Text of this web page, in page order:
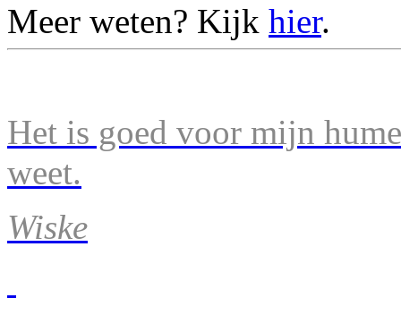
Meer weten? Kijk hier.
Het is goed voor mijn
weet.
Wiske